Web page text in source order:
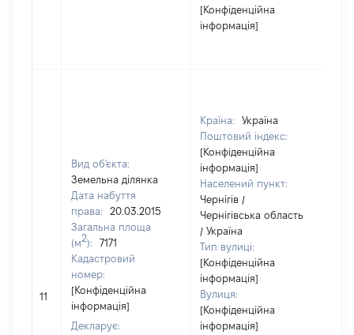
[Конфіденційна
інформація]
11
Вид об'єкта:
Земельна ділянка
Дата набуття
права:
20.03.2015
Загальна площа
(м2):
7171
Кадастровий
номер:
[Конфіденційна
інформація]
Декларує:
Країна:
Україна
Поштовий індекс:
[Конфіденційна
інформація]
Населений пункт:
Чернігів /
Чернігівська область
/ Україна
Тип вулиці:
[Конфіденційна
інформація]
Вулиця:
[Конфіденційна
інформація]